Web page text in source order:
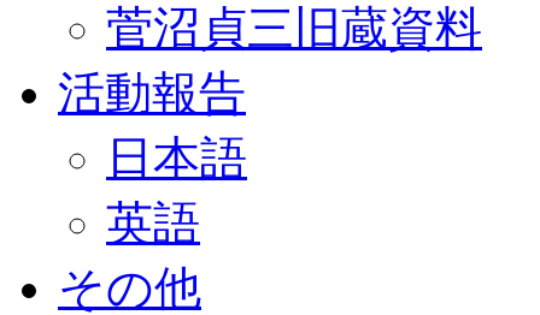
菅沼貞三旧蔵資料
活動報告
日本語
英語
その他